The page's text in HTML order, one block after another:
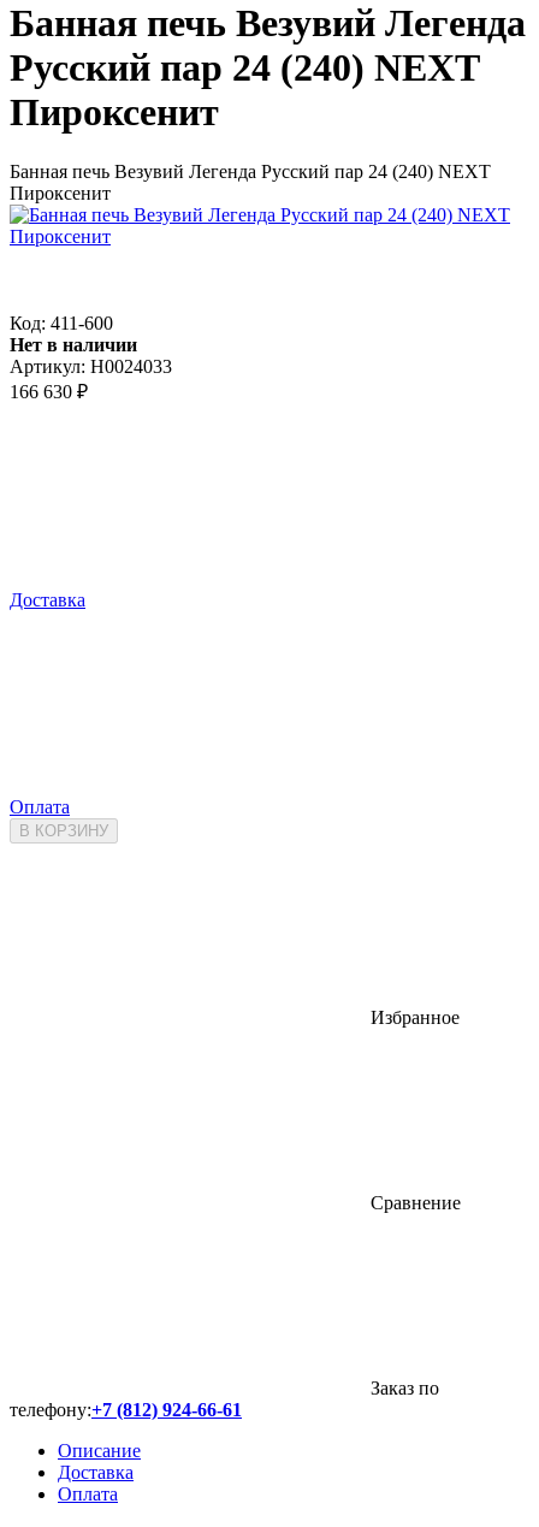
Банная печь Везувий Легенда
Русский пар 24 (240) NEXT
Пироксенит
Банная печь Везувий Легенда Русский пар 24 (240) NEXT
Пироксенит
Код: 411-600
Нет в наличии
Артикул: Н0024033
166 630 ₽
Доставка
Оплата
В КОРЗИНУ
Избранное
Сравнение
Заказ по
телефону:+7 (812) 924-66-61
Описание
Доставка
Оплата